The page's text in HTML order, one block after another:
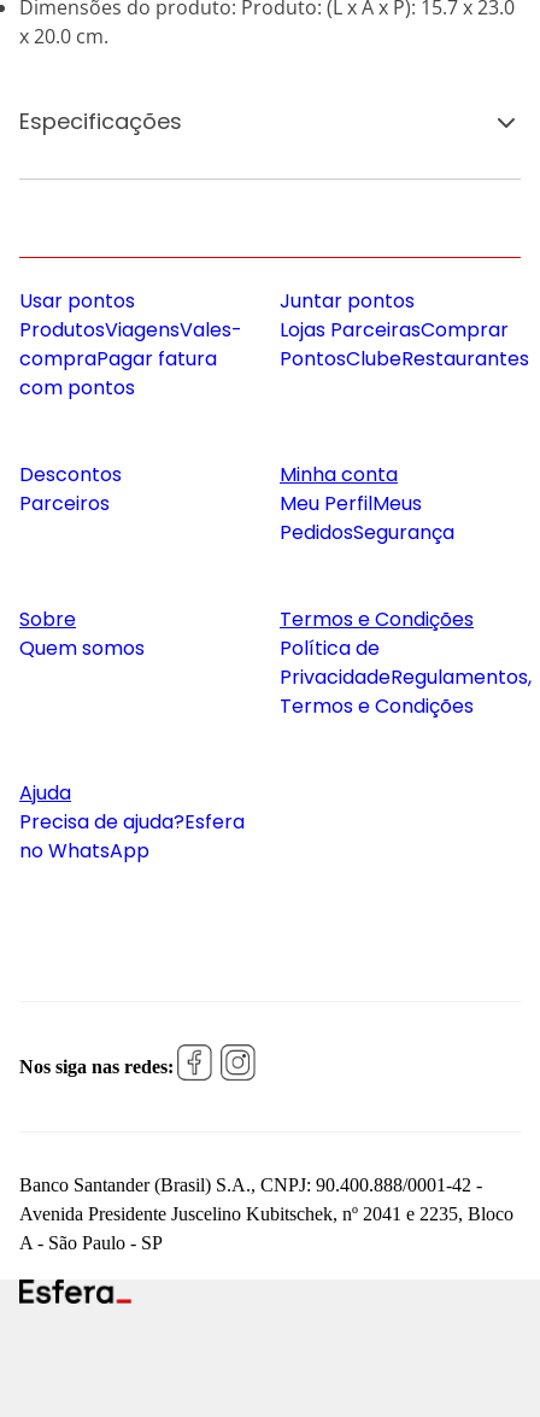
Dimensões do produto: Produto: (L x A x P): 15.7 x 23.0
x 20.0 cm.
Especificações
Usar pontos
ProdutosViagensVales-
compraPagar fatura
com pontos
Juntar pontos
Lojas ParceirasComprar
PontosClubeRestaurantes
Descontos
Parceiros
Minha conta
Meu PerfilMeus
PedidosSegurança
Sobre
Quem somos
Termos e Condições
Política de
PrivacidadeRegulamentos,
Termos e Condições
Ajuda
Precisa de ajuda?Esfera
no WhatsApp
Nos siga nas redes:
Banco Santander (Brasil) S.A., CNPJ: 90.400.888/0001-42 -
Avenida Presidente Juscelino Kubitschek, nº 2041 e 2235, Bloco
A - São Paulo - SP